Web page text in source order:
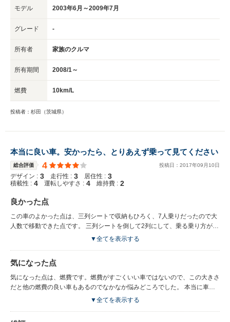
モデル 2003年6月～2009年7月
グレード -
所有者 家族のクルマ
所有期間 2008/1～
燃費 10km/L
投稿者：杉田（茨城県）
本当に良い車。安かったら、とりあえず乗って見てください
総合評価 4 投稿日： 2017年09 月 10日
デザイン : 3 走行性 : 3 居住性 : 3
積載性 : 4 運転しやすさ : 4 維持費 : 2
良かった点
この車のよかった点は、三列シートで収納もひろく、7人乗りだったので大
人数で移動できた点です。 三列シートを倒して2列にして、乗る乗り方が1
番多く使っていた乗り方です。 それから、スノボーなど遠出したさいに
ースを作れるのは最高だと思います。 それから、サンルーフの付いている
タイプだったので、光が入ってとても気持ちよかったです。 運転もしやす
く、7人乗りとは思えないくらい大きさを感じない車でした。
▼全てを表示する
気になった点
気になった点は、燃費です。燃費がすごくいい車ではないので、この大きさ
だと他の燃費の良い車もあるのでなかなか悩みどころでした。 本当に車体
自体が重いようで、スライドドアも付いてるので、さらに重いみたいです。
▼全てを表示する